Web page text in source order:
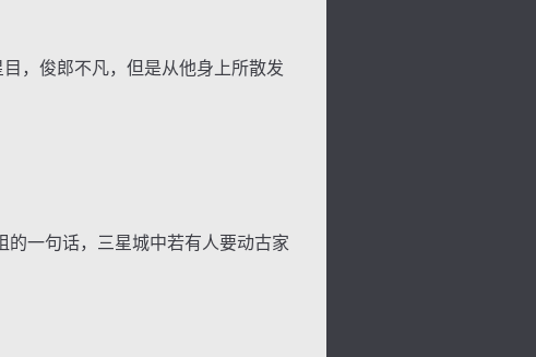
，俊郎不凡，但是从他身上所散发
一句话，三星城中若有人要动古家